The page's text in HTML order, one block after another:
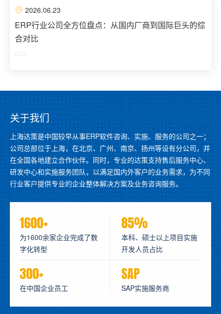
2026.06.23
ERP行业公司全方位盘点：从国内厂商到国际巨头的综
合对比
关于我们
上海达策是中国较早从事ERP软件咨询、实施、服务的公司之一；
公司总部位于上海，在北京、广州、南京、扬州等设有分公司，并
在全国各地建立合作伙伴。同时，专业的达策支持售后服务中心、
研发中心和实施服务团队，以满足国内外客户的业务需求，为不同
行业客户提供专业的企业整体解决方案及业务咨询服务。
1600+
为1600余家企业完成了数
字化转型
85%
本科、硕士以上项目实施
开发人员占比
300+
在中国企业员工
SAP
SAP实施服务商